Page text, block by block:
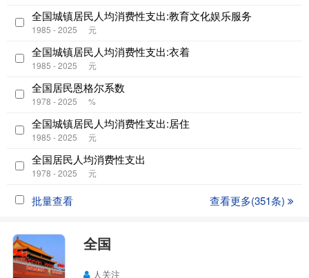
全国城镇居民人均消费性支出:教育文化娱乐服务
1985 - 2025 元
全国城镇居民人均消费性支出:衣着
1985 - 2025 元
全国居民恩格尔系数
1978 - 2025 %
全国城镇居民人均消费性支出:居住
1985 - 2025 元
全国居民人均消费性支出
1978 - 2025 元
批量查看 查看更多(351条)
全国
人关注